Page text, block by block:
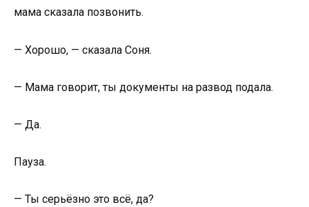
мама сказала позвонить.
— Хорошо, — сказала Соня.
— Мама говорит, ты документы на развод подала.
— Да.
Пауза.
— Ты серьёзно это всё, да?